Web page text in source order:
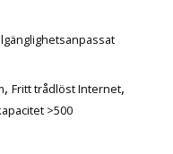
, Fritt trådlöst Internet,
>500